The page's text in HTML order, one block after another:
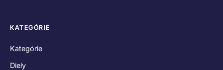
KATEGÓRIE
Kategórie
Diely